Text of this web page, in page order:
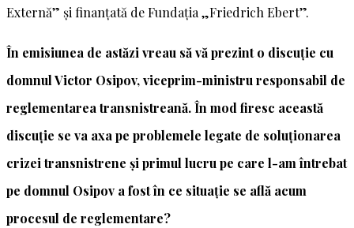
Externă” și finanțată de Fundația „Friedrich Ebert”.
În emisiunea de astăzi vreau să vă prezint o discuție cu
domnul Victor Osipov, viceprim-ministru responsabil de
reglementarea transnistreană. În mod firesc această
discuție se va axa pe problemele legate de soluționarea
crizei transnistrene și primul lucru pe care l-am întrebat
pe domnul Osipov a fost în ce situație se află acum
procesul de reglementare?